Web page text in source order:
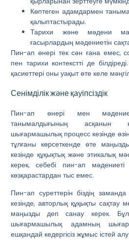
Көптеген адамдармен
қалыптастырады.
Тарихи және мәдени
ғасырлардың мәдениетін
Пин-ап өнері тек сән ғана емес,
пен тарихи контекстті де
қасиеттері оны уақыт өте келе
Сенімділік және қауіпсіздік
Пин-ап өнері мен
танымалдығының асқанын
шығармашылық процесс кезінде
тұлғаны көрсеткенде өте
кезінде құқықтық және этикалық
керек, себебі пин-ап
көзқарастардан тыс емес.
Пин-ап суреттерін біздің
кезінде, авторлық құқықты сақтау
маңызды деп санау керек. Бұл
шығармашылық адамның
ешқандай кедергісіз жұмыс істей